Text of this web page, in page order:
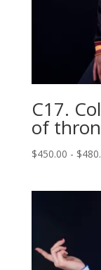
C17.
of
$450.00 - $